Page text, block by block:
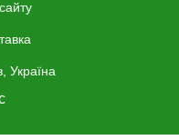
Україна